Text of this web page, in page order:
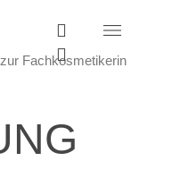
I
n
s
r
a
W
h
a
p
p
Fachkosmetikerin